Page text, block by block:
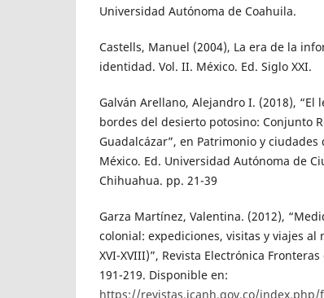
Universidad Autónoma de Coahuila.
Castells, Manuel (2004), La era de la
identidad. Vol. II. México. Ed. Siglo XXI.
Galván Arellano, Alejandro I. (2018),
bordes del desierto potosino: Conjunto
Guadalcázar”, en Patrimonio y
México. Ed. Universidad Autónoma de
Chihuahua. pp. 21-39
Garza Martínez, Valentina. (2012),
colonial: expediciones, visitas y viajes al
XVI-XVIII)”, Revista Electrónica
191-219. Disponible en:
https://revistas.icanh.gov.co/